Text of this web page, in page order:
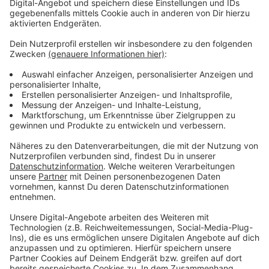
Der Prototyp steht am Horionplatz in der Carlstadt
vor dem NRW-Wirtschaftsministerium. In nächster
Zeit will die Stadt bis zu 100 solcher Standorte bereit
stellen - allein in der Altstadt, Carlstadt und
Anzeige
Anzeige
Hier geht es zur dazugehörigen Meldung der Stadt
Das soll sich außerdem in Sachen E-Scooter
verbessern
2021 berichtete die Polizei von gestiegenen